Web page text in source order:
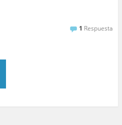
1 Respuesta